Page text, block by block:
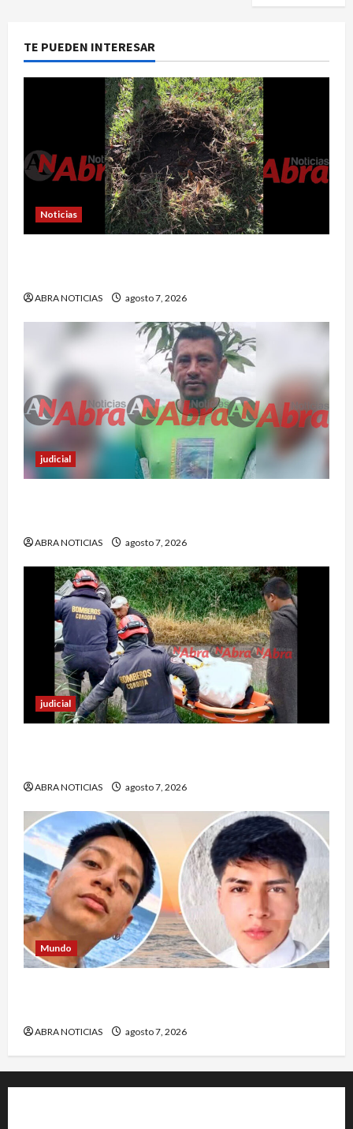
TE PUEDEN INTERESAR
Noticias
ABRA NOTICIAS agosto 7, 2026
judicial
ABRA NOTICIAS agosto 7, 2026
judicial
ABRA NOTICIAS agosto 7, 2026
Mundo
ABRA NOTICIAS agosto 7, 2026